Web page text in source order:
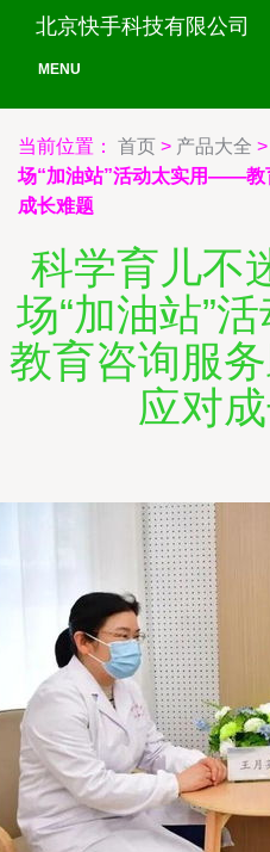
北京快手科技有限公司
MENU
当前位置： 首页 > 产品大全 >
场“加油站”活动太实用——教
成长难题
科学育儿不
场“加油站”
教育咨询服
应对